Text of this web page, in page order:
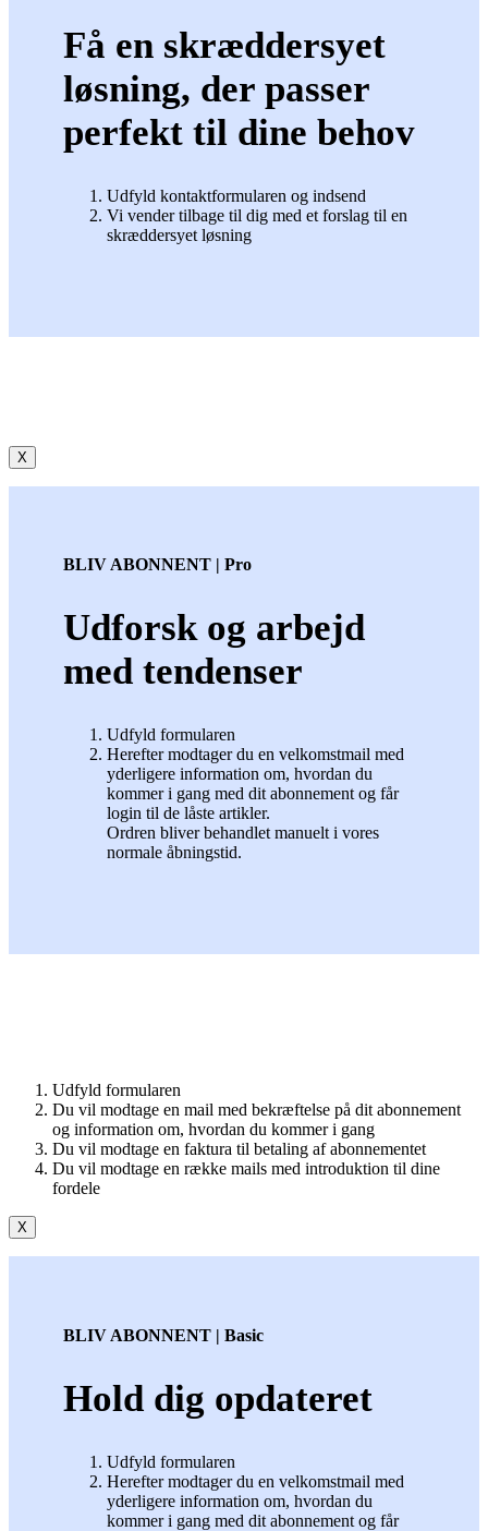
Få en skræddersyet
løsning, der passer
perfekt til dine behov
Udfyld kontaktformularen og indsend
Vi vender tilbage til dig med et forslag til en
skræddersyet løsning
X
BLIV ABONNENT | Pro
Udforsk og arbejd
med tendenser
Udfyld formularen
Herefter modtager du en velkomstmail med
yderligere information om, hvordan du
kommer i gang med dit abonnement og får
login til de låste artikler.
Ordren bliver behandlet manuelt i vores
normale åbningstid.
Udfyld formularen
Du vil modtage en mail med bekræftelse på dit abonnement
og information om, hvordan du kommer i gang
Du vil modtage en faktura til betaling af abonnementet
Du vil modtage en række mails med introduktion til dine
fordele
X
BLIV ABONNENT | Basic
Hold dig opdateret
Udfyld formularen
Herefter modtager du en velkomstmail med
yderligere information om, hvordan du
kommer i gang med dit abonnement og får